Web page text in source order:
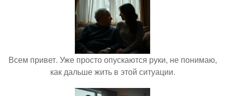
Всем привет. Уже просто опускаются руки, не понимаю,
как дальше жить в этой ситуации.